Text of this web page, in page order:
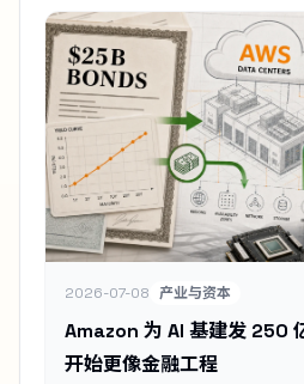
2026-07-08 产业与资本
Amazon 为 AI 基建发 250
开始更像金融工程